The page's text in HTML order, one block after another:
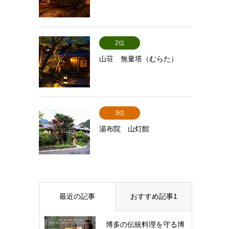
2位
山荘 無量塔（むらた）
3位
湯布院 山灯館
最近の記事 おすすめ記事1
博多の伝統料理を守る博